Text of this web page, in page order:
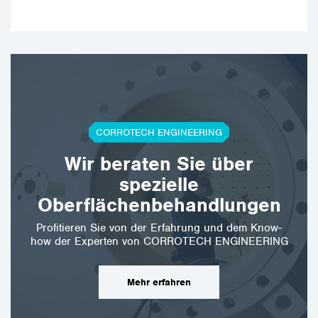
CORROTECH ENGINEERING
Wir beraten Sie über
spezielle
Oberflächenbehandlungen
Profitieren Sie von der Erfahrung und dem Know-
how der Experten von CORROTECH ENGINEERING
Mehr erfahren